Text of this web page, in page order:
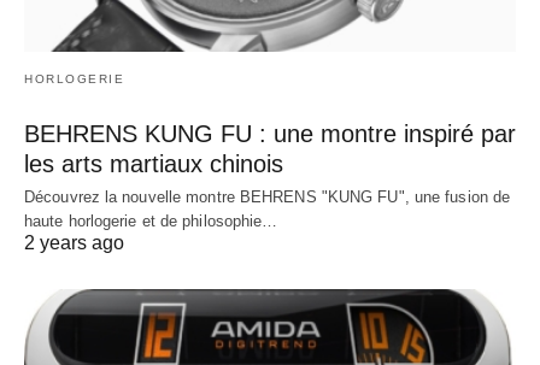
HORLOGERIE
BEHRENS KUNG FU : une montre inspiré par
les arts martiaux chinois
Découvrez la nouvelle montre BEHRENS "KUNG FU", une fusion de
haute horlogerie et de philosophie…
2 years ago